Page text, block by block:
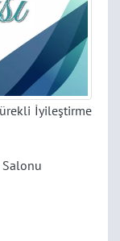
İyileştirme
Salonu